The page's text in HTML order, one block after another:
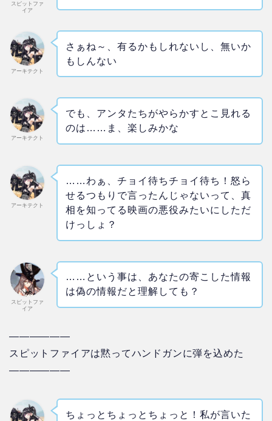
スピットファ
イア
アーキテクト
さぁね～、有るかもしれないし、無いか
もしんない
アーキテクト
でも、アンタたちがやらかすとこ見れる
のは……ま、楽しみかな
アーキテクト
……わぁ、チョイ待ちチョイ待ち！怒ら
せるつもりで言ったんじゃないって、真
相を知ってる映画の悪役みたいにしただ
けっしょ？
スピットファ
イア
……という事は、あなたの寄こした情報
は偽の情報だと理解しても？
——————
スピットファイアは黙ってハンドガンに弾を込めた
——————
ちょっとちょっとちょっと！私が言いた